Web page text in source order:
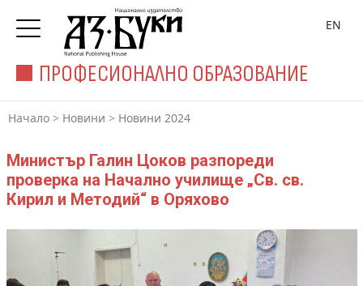
ПРОФЕСИОНАЛНО ОБРАЗОВАНИЕ
EN
Начало > Новини > Новини 2024
Министър Галин Цоков разпореди
проверка на Начално училище „Св. св.
Кирил и Методий“ в Оряхово